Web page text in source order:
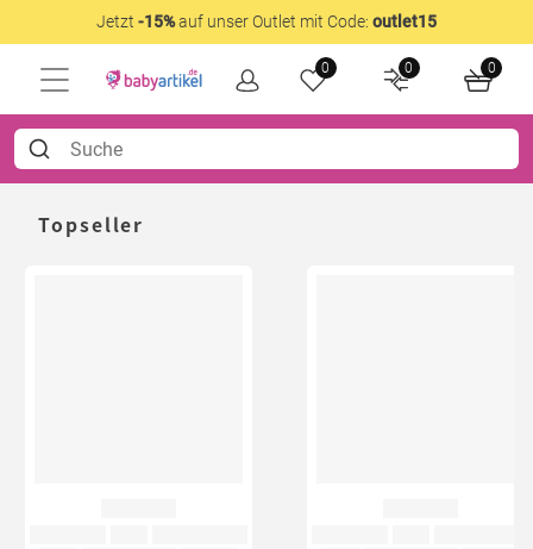
Jetzt -15%auf unser Outlet mit Code: outlet15
0 0 0
Topseller